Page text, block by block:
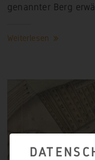
genannter Berg
Weiterlesen